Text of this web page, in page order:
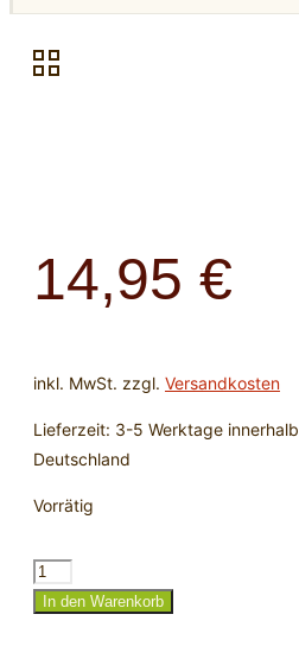
14,95 €
inkl. MwSt. zzgl. Versandkosten
Lieferzeit: 3-5 Werktage innerhalb
Deutschland
Vorrätig
Sonnenstein
Donut
In den Warenkorb